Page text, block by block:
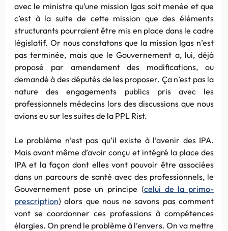
avec le ministre qu’une mission Igas soit menée et que
c’est à la suite de cette mission que des éléments
structurants pourraient être mis en place dans le cadre
législatif. Or nous constatons que la mission Igas n’est
pas terminée, mais que le Gouvernement a, lui, déjà
proposé par amendement des modifications, ou
demandé à des députés de les proposer. Ça n’est pas la
nature des engagements publics pris avec les
professionnels médecins lors des discussions que nous
avions eu sur les suites de la PPL Rist.
Le problème n’est pas qu’il existe à l’avenir des IPA.
Mais avant même d’avoir conçu et intégré la place des
IPA et la façon dont elles vont pouvoir être associées
dans un parcours de santé avec des professionnels, le
Gouvernement pose un principe (celui de la primo-
prescription) alors que nous ne savons pas comment
vont se coordonner ces professions à compétences
élargies. On prend le problème à l’envers. On va mettre